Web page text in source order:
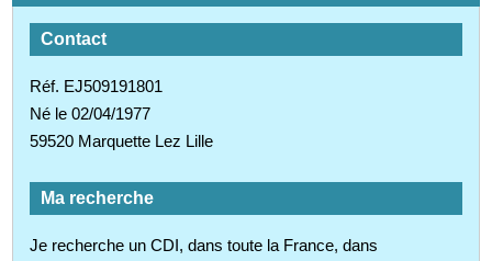
Contact
Réf. EJ509191801
Né le 02/04/1977
59520 Marquette Lez Lille
Ma recherche
Je recherche un CDI, dans toute la France, dans